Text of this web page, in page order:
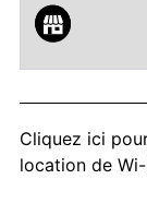
Cliquez ici
location de Wi-